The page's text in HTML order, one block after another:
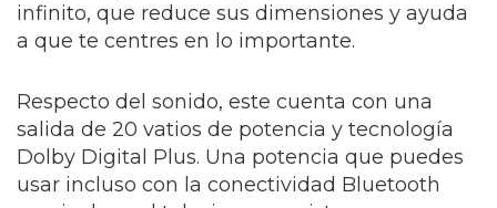
infinito, que reduce sus dimensiones y ayuda
a que te centres en lo importante.
Respecto del sonido, este cuenta con una
salida de 20 vatios de potencia y tecnología
Dolby Digital Plus. Una potencia que puedes
usar incluso con la conectividad Bluetooth